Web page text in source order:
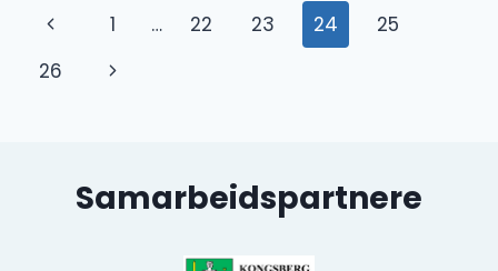
Page
navigation
Previous
Page
1 … 22 23 24
25
26
Next
Samarbeidspartnere